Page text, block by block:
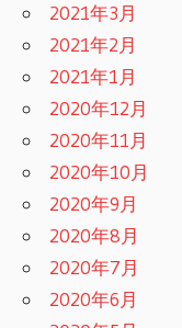
2021年3月
2021年2月
2021年1月
2020年12月
2020年11月
2020年10月
2020年9月
2020年8月
2020年7月
2020年6月